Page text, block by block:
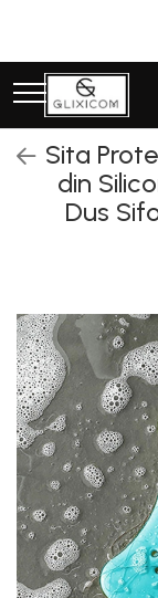
Toate Produsele
Toate Produsele
Casa Gradina &
Ustensile
Accesorii &
Accesorii &
Forme si Tavi
Organizare si
Folii Si Accesorii
si Geamuri
Cantare
de Siguranta
Accesorii si
Accesorii TV
Intretinere
Sita
din
Dus